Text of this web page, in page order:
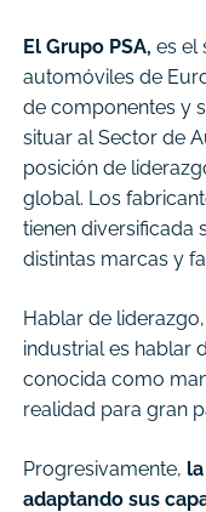
El Grupo PSA, es el
automóviles de
de componentes y
situar al Sector de
posición de
global. Los
tienen diversificada
distintas marcas y
Hablar de
industrial es hablar
conocida como
realidad para gran
Progresivamente,
adaptando sus